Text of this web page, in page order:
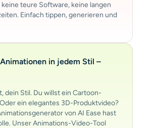
teure Software, keine langen
Einfach tippen, generieren und
in jedem Stil –
dein Stil. Du willst ein Cartoon-
ein elegantes 3D-Produktvideo?
von AI Ease hast
Unser Animations-Video-Tool